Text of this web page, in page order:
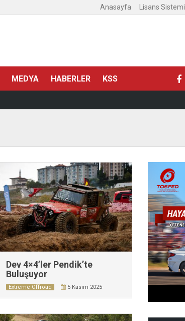
Anasayfa Lisans Sistemi
MEDYA HABERLER KSS
Dev 4×4’ler Pendik’te
Buluşuyor
Extreme Offroad 5 Kasım 2025